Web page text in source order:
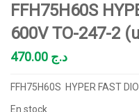
FFH75H60S
600V TO-247-2
د.ج
FFH75H60S HYPER FAST
En stock